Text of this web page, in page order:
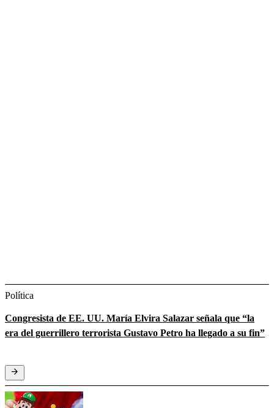
Política
Congresista de EE. UU. María Elvira Salazar señala que “la
era del guerrillero terrorista Gustavo Petro ha llegado a su fin”